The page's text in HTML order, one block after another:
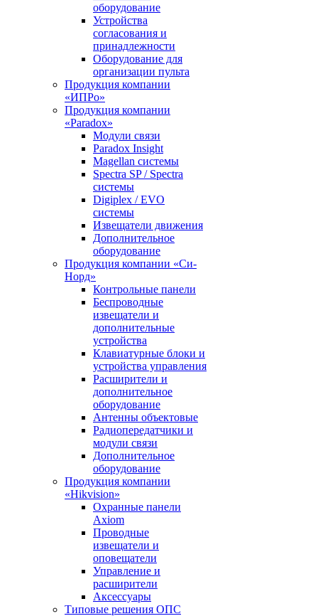
оборудование
Устройства
согласования и
принадлежности
Оборудование для
организации пульта
Продукция компании
«ИПРо»
Продукция компании
«Paradox»
Модули связи
Paradox Insight
Magellan системы
Spectra SP / Spectra
системы
Digiplex / EVO
системы
Извещатели движения
Дополнительное
оборудование
Продукция компании «Си-
Норд»
Контрольные панели
Беспроводные
извещатели и
дополнительные
устройства
Клавиатурные блоки и
устройства управления
Расширители и
дополнительное
оборудование
Антенны объектовые
Радиопередатчики и
модули связи
Дополнительное
оборудование
Продукция компании
«Hikvision»
Охранные панели
Axiom
Проводные
извещатели и
оповещатели
Управление и
расширители
Аксессуары
Типовые решения ОПС